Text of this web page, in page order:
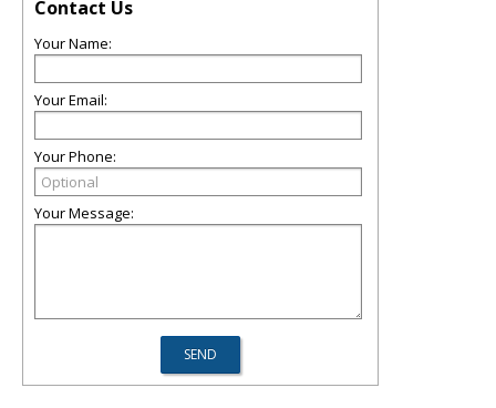
Contact Us
Your Name:
Your Email:
Your Phone:
Your Message: